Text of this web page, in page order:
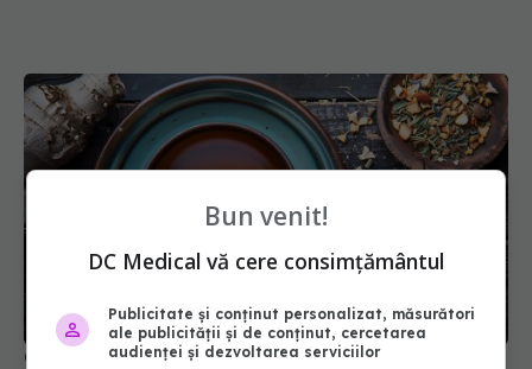
Ceaiul verde, efect asupra cancerului hepatic.
Bun venit!
DC Medical vă cere consimțământul
Publicitate și conținut personalizat, măsurători
ale publicității și de conținut, cercetarea
audienței și dezvoltarea serviciilor